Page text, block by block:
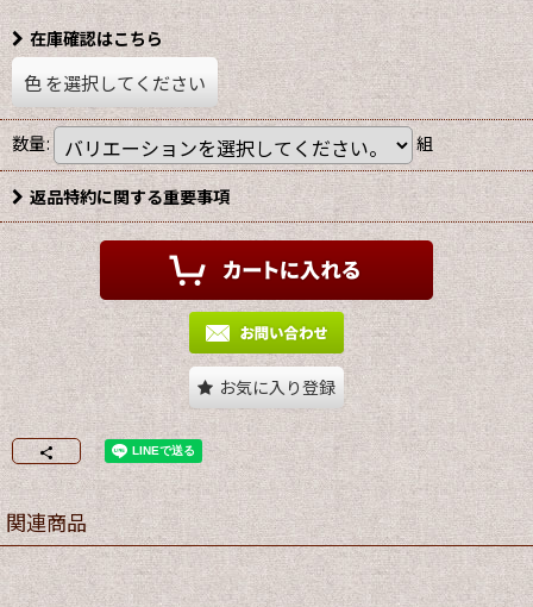
在庫確認はこちら
色を選択してください
数量: 組
返品特約に関する重要事項
お気に入り登録
関連商品